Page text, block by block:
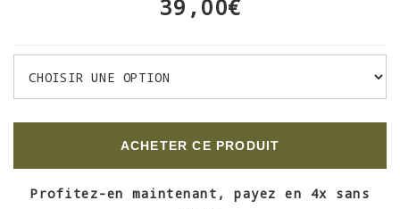
39,00€
ACHETER CE PRODUIT
Profitez-en maintenant, payez en 4x sans